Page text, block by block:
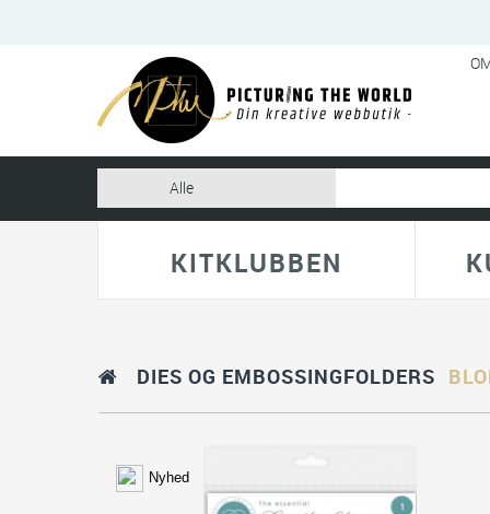
KITKLUBBEN
DIES OG EMBOSSINGFOLDERS
Nyhed